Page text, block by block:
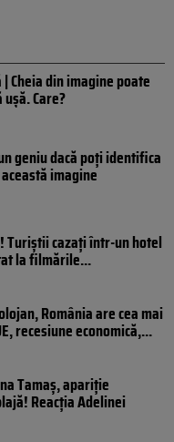
Cheia din imagine poate
Care?
geniu dacă poți identifica
imagine
Turiștii cazați într-un hotel
la filmările...
România are cea mai
recesiune economică,...
Tamaş, apariție
Reacția Adelinei